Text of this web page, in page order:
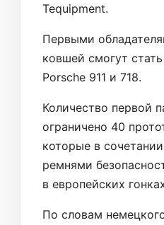
Tequipment.
Первыми
ковшей смогут
Porsche 911 и 718.
Количество первой
ограничено 40
которые в
ремнями
в европейских
По словам